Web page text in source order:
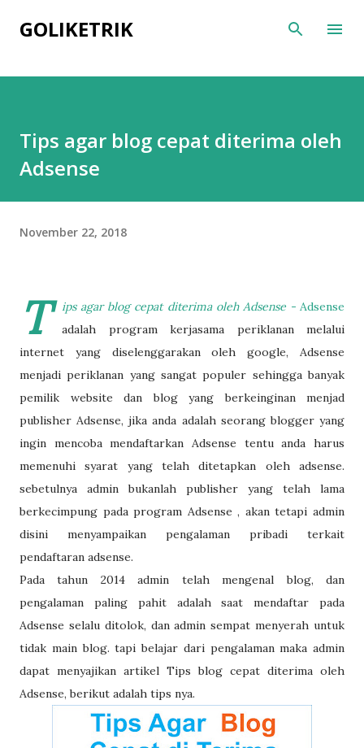
Skip to main content
GOLIKETRIK
Tips agar blog cepat diterima oleh
Adsense
November 22, 2018
T ips agar blog cepat diterima oleh Adsense - Adsense
adalah program kerjasama periklanan melalui
internet yang diselenggarakan oleh google, Adsense
menjadi periklanan yang sangat populer sehingga banyak
pemilik website dan blog yang berkeinginan menjad
publisher Adsense, jika anda adalah seorang blogger yang
ingin mencoba mendaftarkan Adsense tentu anda harus
memenuhi syarat yang telah ditetapkan oleh adsense.
sebetulnya admin bukanlah publisher yang telah lama
berkecimpung pada program Adsense , akan tetapi admin
disini menyampaikan pengalaman pribadi terkait
pendaftaran adsense.
Pada tahun 2014 admin telah mengenal blog, dan
pengalaman paling pahit adalah saat mendaftar pada
Adsense selalu ditolok, dan admin sempat menyerah untuk
tidak main blog. tapi belajar dari pengalaman maka admin
dapat menyajikan artikel Tips blog cepat diterima oleh
Adsense, berikut adalah tips nya.